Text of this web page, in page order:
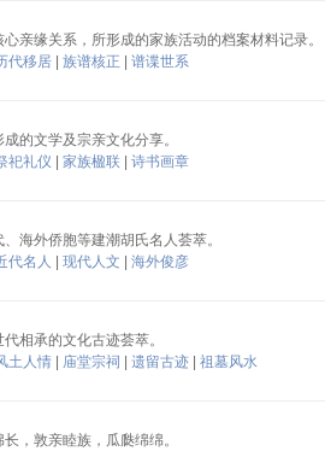
亲缘关系，所形成的家族活动的档案材料记录。
代移居 族谱核正
谱谍世系
的文学及宗亲文化分享。
祀礼仪 家族楹联
诗书画章
海外侨胞等建潮胡氏名人荟萃。
代名人 现代人文
海外俊彦
相承的文化古迹荟萃。
土人情 庙堂宗祠 遗留古迹
祖墓风水
，敦亲睦族，瓜瓞绵绵。